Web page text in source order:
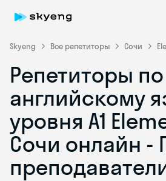
Skyeng Все репетиторы Сочи
Репетиторы по
английскому
уровня A1
Сочи онлайн -
online